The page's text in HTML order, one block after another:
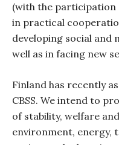
(with the participation
in practical
developing social
well as in facing new
Finland has recently
CBSS. We intend to
of stability, welfare
environment,